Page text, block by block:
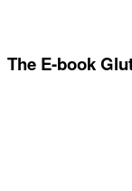
The E-book